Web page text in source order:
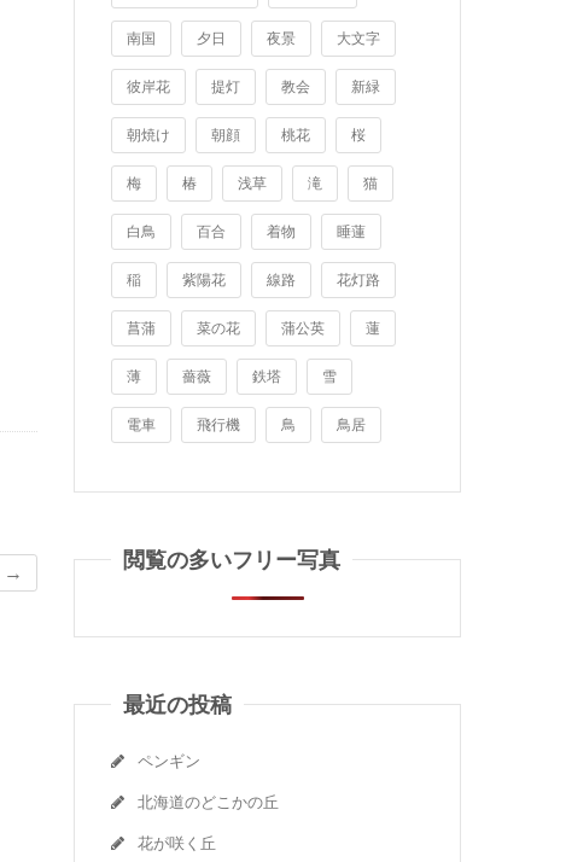
→
南国 夕日 夜景 大文字
彼岸花 提灯 教会 新緑
朝焼け 朝顔 桃花 桜
梅 椿 浅草 滝 猫
白鳥 百合 着物 睡蓮
稲 紫陽花 線路 花灯路
菖蒲 菜の花 蒲公英 蓮
薄 薔薇 鉄塔 雪
電車 飛行機 鳥 鳥居
閲覧の多いフリー写真
最近の投稿
ペンギン
北海道のどこかの丘
花が咲く丘